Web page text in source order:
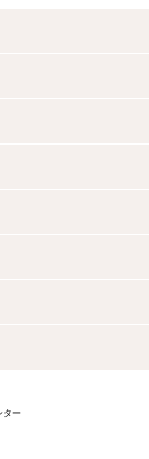
ター